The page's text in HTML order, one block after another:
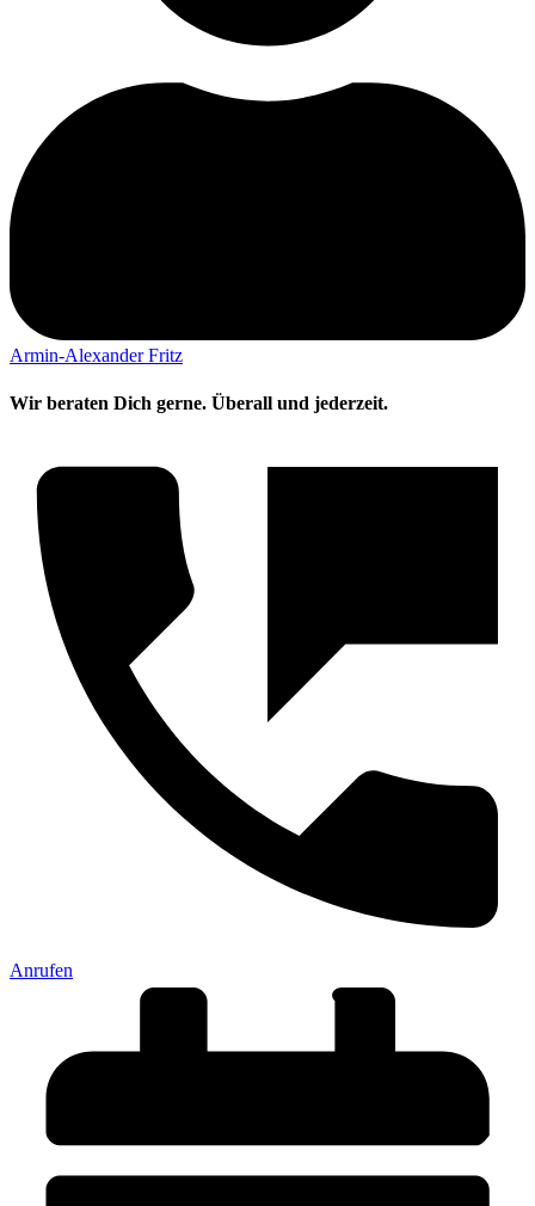
Armin-Alexander Fritz
Wir beraten Dich gerne. Überall und jederzeit.
Anrufen